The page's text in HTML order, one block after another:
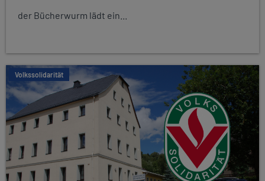
der Bücherwurm lädt ein...
Volkssolidarität